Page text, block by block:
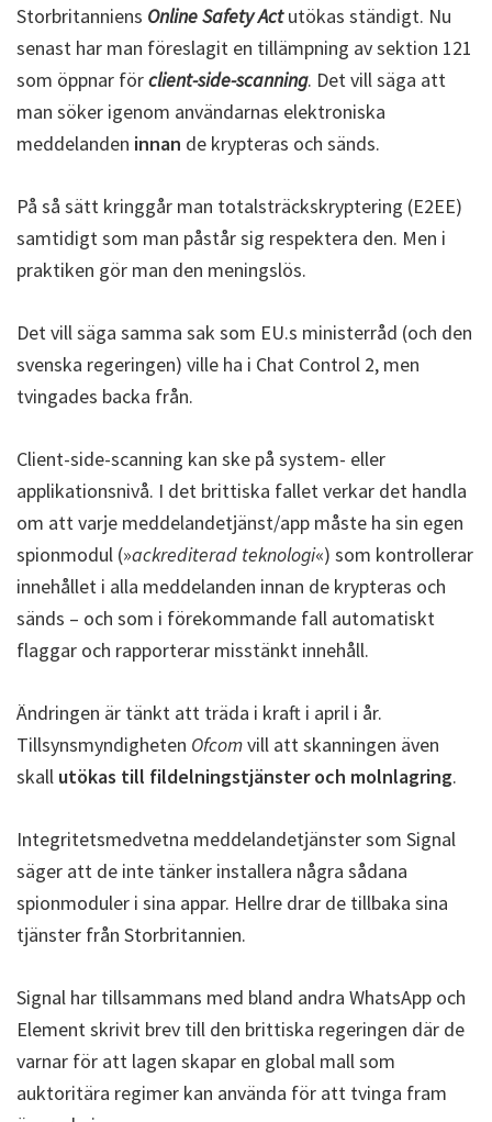
Storbritanniens Online Safety Act utökas ständigt. Nu
senast har man föreslagit en tillämpning av sektion 121
som öppnar förclient-side-scanning. Det vill säga att
man söker igenom användarnas elektroniska
meddelanden innan de krypteras och sänds.
På så sätt kringgår man totalsträckskryptering (E2EE)
samtidigt som man påstår sig respektera den. Men i
praktiken gör man den meningslös.
Det vill säga samma sak som EU.s ministerråd (och den
svenska regeringen) ville ha i Chat Control 2, men
tvingades backa från.
Client-side-scanning kan ske på system- eller
applikationsnivå. I det brittiska fallet verkar det handla
om att varje meddelandetjänst/app måste ha sin egen
spionmodul (»ackrediterad teknologi«) som kontrollerar
innehållet i alla meddelanden innan de krypteras och
sänds – och som i förekommande fall automatiskt
flaggar och rapporterar misstänkt innehåll.
Ändringen är tänkt att träda i kraft i april i år.
Tillsynsmyndigheten Ofcomvill att skanningen även
skall utökas till fildelningstjänster och molnlagring.
Integritetsmedvetna meddelandetjänster som Signal
säger att de inte tänker installera några sådana
spionmoduler i sina appar. Hellre drar de tillbaka sina
tjänster från Storbritannien.
Signal har tillsammans med bland andra WhatsApp och
Element skrivit brev till den brittiska regeringen där de
varnar för att lagen skapar en global mall som
auktoritära regimer kan använda för att tvinga fram